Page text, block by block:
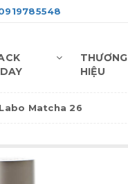
THƯƠNG
HIỆU
Matcha 26